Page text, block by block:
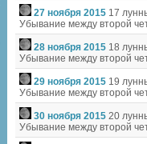
27 ноября 2015 17
Убывание между второй
28 ноября 2015 18
Убывание между второй
29 ноября 2015 19
Убывание между второй
30 ноября 2015 20
Убывание между второй